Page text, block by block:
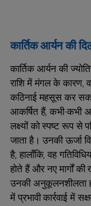
कार्तिक आर्यन की
कार्तिक आर्यन की
राशि में मंगल के
कठिनाई महसूस कर
आकर्षित हैं, कभी-कभी
लक्ष्यों को स्पष्ट रूप से
जाता है। उनकी ऊर्जा
है; हालाँकि, वह
होते हैं और नए मार्गों
उनकी अनुकूलनशीलता
में प्रभावी कार्रवाई में